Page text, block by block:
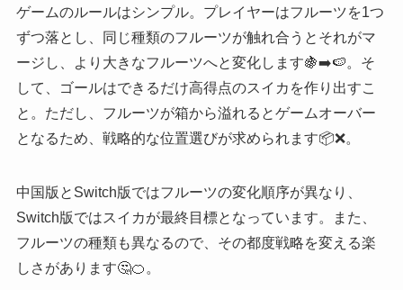
ゲームのルールはシンプル。プレイヤーはフルーツを1つ
ずつ落とし、同じ種類のフルーツが触れ合うとそれがマ
ージし、より大きなフルーツへと変化します🍇➡️🍉。そ
して、ゴールはできるだけ高得点のスイカを作り出すこ
と。ただし、フルーツが箱から溢れるとゲームオーバー
となるため、戦略的な位置選びが求められます📦❌。
中国版とSwitch版ではフルーツの変化順序が異なり、
Switch版ではスイカが最終目標となっています。また、
フルーツの種類も異なるので、その都度戦略を変える楽
しさがあります🤔🍊。